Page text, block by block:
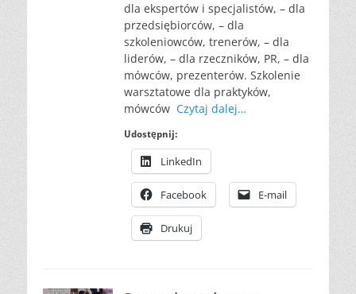
dla ekspertów i specjalistów, – dla
przedsiębiorców, – dla
szkoleniowców, trenerów, – dla
liderów, – dla rzeczników, PR, – dla
mówców, prezenterów. Szkolenie
warsztatowe dla praktyków,
mówców Czytaj dalej…
Udostępnij:
LinkedIn
Facebook E-mail
Drukuj